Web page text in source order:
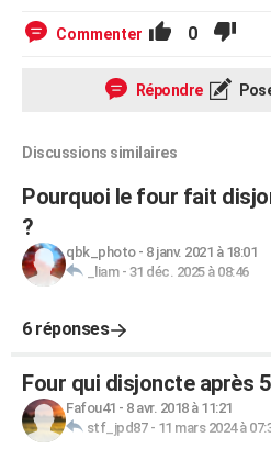
Commenter 0
Répondre
Discussions similaires
Pourquoi le four fait
?
qbk_photo- 8 janv. 2021 à 18:01
_liam- 31 déc. 2025 à 08:46
6 réponses
Four qui disjoncte après
Fafou41 - 8 avr. 2018 à 11:21
stf_jpd87- 11 mars 2024 à